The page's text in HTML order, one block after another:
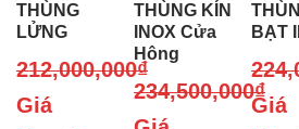
THÙNG
LỬNG
212,000,000₫
Giá
THÙNG KÍN
INOX Cửa
Hông
234,500,000₫
BẠT
Giá